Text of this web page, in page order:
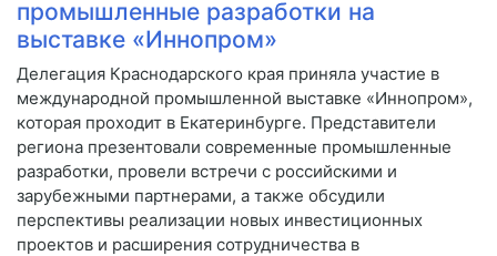
промышленные разработки на
выставке «Иннопром»
Делегация Краснодарского края приняла участие в
международной промышленной выставке «Иннопром»,
которая проходит в Екатеринбурге. Представители
региона презентовали современные промышленные
разработки, провели встречи с российскими и
зарубежными партнерами, а также обсудили
перспективы реализации новых инвестиционных
проектов и расширения сотрудничества в